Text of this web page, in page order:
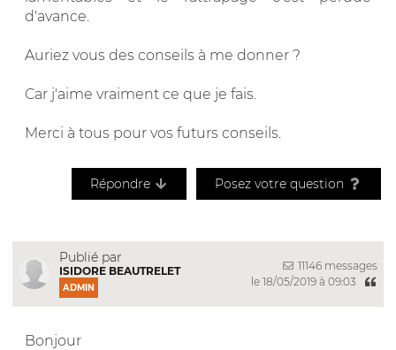
d'avance.
Auriez vous des conseils à me donner ?
Car j'aime vraiment ce que je fais.
Merci à tous pour vos futurs conseils.
Répondre Posez votre question
Publié par
ISIDORE BEAUTRELET
ADMIN
11146 messages
le 18/05/2019 à 09:03
Bonjour